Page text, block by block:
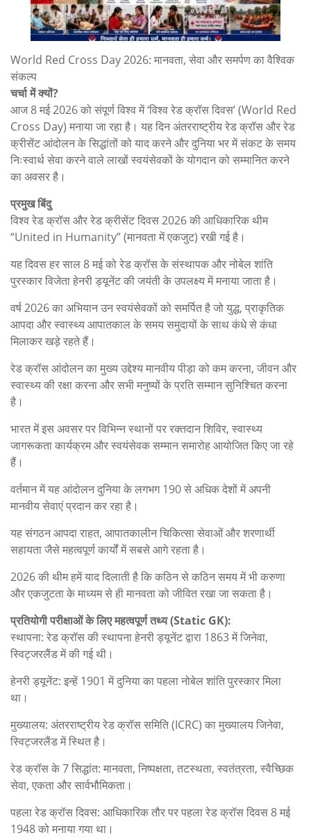
World Red Cross Day 2026: मानवता, सेवा और समर्पण का वैश्विक
संकल्प
चर्चा में क्यों?
आज 8 मई 2026 को संपूर्ण विश्व में ‘विश्व रेड क्रॉस दिवस’ (World Red
Cross Day) मनाया जा रहा है। यह दिन अंतरराष्ट्रीय रेड क्रॉस और रेड
क्रीसेंट आंदोलन के सिद्धांतों को याद करने और दुनिया भर में संकट के समय
निःस्वार्थ सेवा करने वाले लाखों स्वयंसेवकों के योगदान को सम्मानित करने
का अवसर है।
प्रमुख बिंदु
विश्व रेड क्रॉस और रेड क्रीसेंट दिवस 2026 की आधिकारिक थीम
“United in Humanity” (मानवता में एकजुट) रखी गई है।
यह दिवस हर साल 8 मई को रेड क्रॉस के संस्थापक और नोबेल शांति
पुरस्कार विजेता हेनरी ड्यूनेंट की जयंती के उपलक्ष्य में मनाया जाता है।
वर्ष 2026 का अभियान उन स्वयंसेवकों को समर्पित है जो युद्ध, प्राकृतिक
आपदा और स्वास्थ्य आपातकाल के समय समुदायों के साथ कंधे से कंधा
मिलाकर खड़े रहते हैं।
रेड क्रॉस आंदोलन का मुख्य उद्देश्य मानवीय पीड़ा को कम करना, जीवन और
स्वास्थ्य की रक्षा करना और सभी मनुष्यों के प्रति सम्मान सुनिश्चित करना
है।
भारत में इस अवसर पर विभिन्न स्थानों पर रक्तदान शिविर, स्वास्थ्य
जागरूकता कार्यक्रम और स्वयंसेवक सम्मान समारोह आयोजित किए जा रहे
हैं।
वर्तमान में यह आंदोलन दुनिया के लगभग 190 से अधिक देशों में अपनी
मानवीय सेवाएं प्रदान कर रहा है।
यह संगठन आपदा राहत, आपातकालीन चिकित्सा सेवाओं और शरणार्थी
सहायता जैसे महत्वपूर्ण कार्यों में सबसे आगे रहता है।
2026 की थीम हमें याद दिलाती है कि कठिन से कठिन समय में भी करुणा
और एकजुटता के माध्यम से ही मानवता को जीवित रखा जा सकता है।
प्रतियोगी परीक्षाओं के लिए महत्वपूर्ण तथ्य (Static GK):
स्थापना: रेड क्रॉस की स्थापना हेनरी ड्यूनेंट द्वारा 1863 में जिनेवा,
स्विट्जरलैंड में की गई थी।
हेनरी ड्यूनेंट: इन्हें 1901 में दुनिया का पहला नोबेल शांति पुरस्कार मिला
था।
मुख्यालय: अंतरराष्ट्रीय रेड क्रॉस समिति (ICRC) का मुख्यालय जिनेवा,
स्विट्जरलैंड में स्थित है।
रेड क्रॉस के 7 सिद्धांत: मानवता, निष्पक्षता, तटस्थता, स्वतंत्रता, स्वैच्छिक
सेवा, एकता और सार्वभौमिकता।
पहला रेड क्रॉस दिवस: आधिकारिक तौर पर पहला रेड क्रॉस दिवस 8 मई
1948 को मनाया गया था।